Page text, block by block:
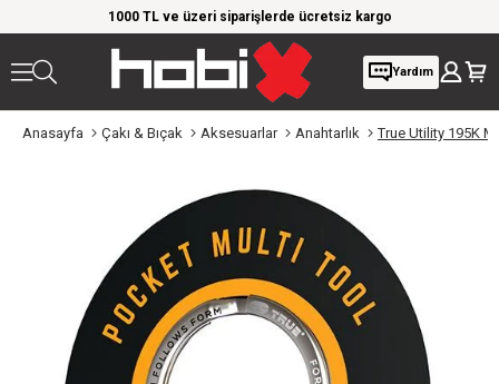
1000 TL ve üzeri siparişlerde ücretsiz kargo
Yardım
Anasayfa Çakı & Bıçak Aksesuarlar Anahtarlık ​True Utility 195K